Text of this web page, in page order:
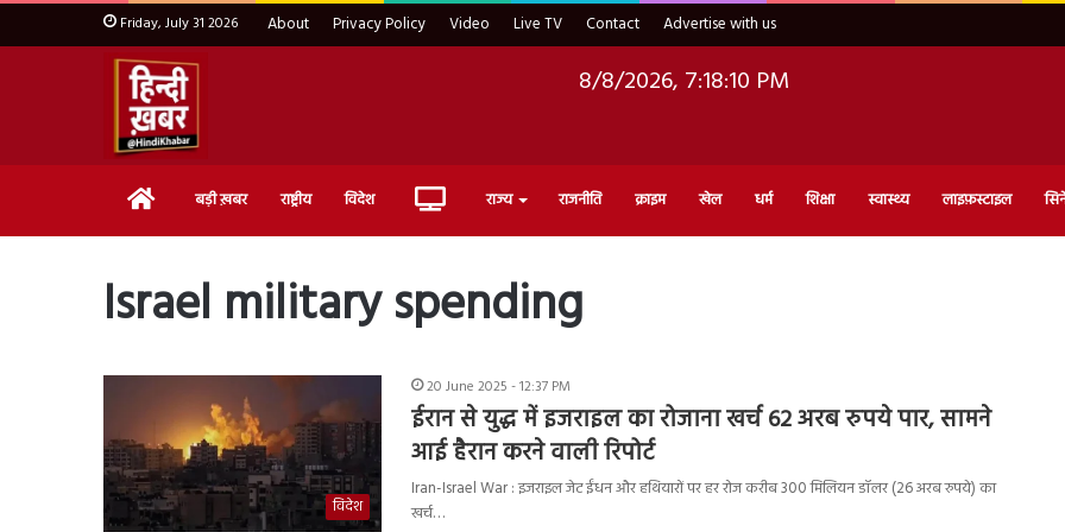
Friday, July 31 2026 About Privacy Policy Video Live TV Contact Advertise with us
8/8/2026, 7:18:11 PM
Home बड़ी ख़बर राष्ट्रीय विदेश Live राज्य राजनीति क्राइम खेल धर्म शिक्षा स्वास्थ्य लाइफ़स्टाइल
Israel military spending
विदेश
20 June 2025 - 12:37 PM
ईरान से युद्ध में इजराइल का रोजाना खर्च 62 अरब रुपये पार, सामने
आई हैरान करने वाली रिपोर्ट
Iran-Israel War : इजराइल जेट ईंधन और हथियारों पर हर रोज करीब 300 मिलियन डॉलर (26 अरब रुपये) का
खर्च…